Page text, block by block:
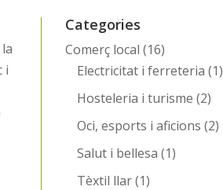
i
Categories
Comerç local (16)
Electricitat i ferreteria (1)
Hosteleria i turisme (2)
Oci, esports i aficions (2)
Salut i bellesa (1)
Tèxtil llar(1)